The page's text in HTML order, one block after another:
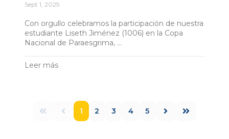
Sept 1, 2025
Con orgullo celebramos la participación de nuestra
estudiante Liseth Jiménez (1006) en la Copa
Nacional de Paraesgrima, ...
Leer más
1ro. Ant. 1 2 3 4 5 Sig. Últ.